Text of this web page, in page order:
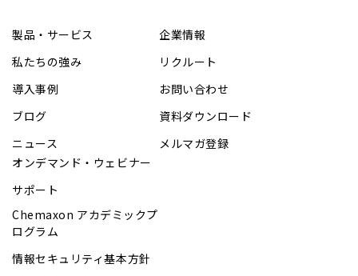
製品・サービス
私たちの強み
導入事例
ブログ
ニュース
企業情報
リクルート
お問い合わせ
資料ダウンロード
メルマガ登録
オンデマンド・ウェビナー
サポート
Chemaxon アカデミックプ
ログラム
情報セキュリティ基本方針